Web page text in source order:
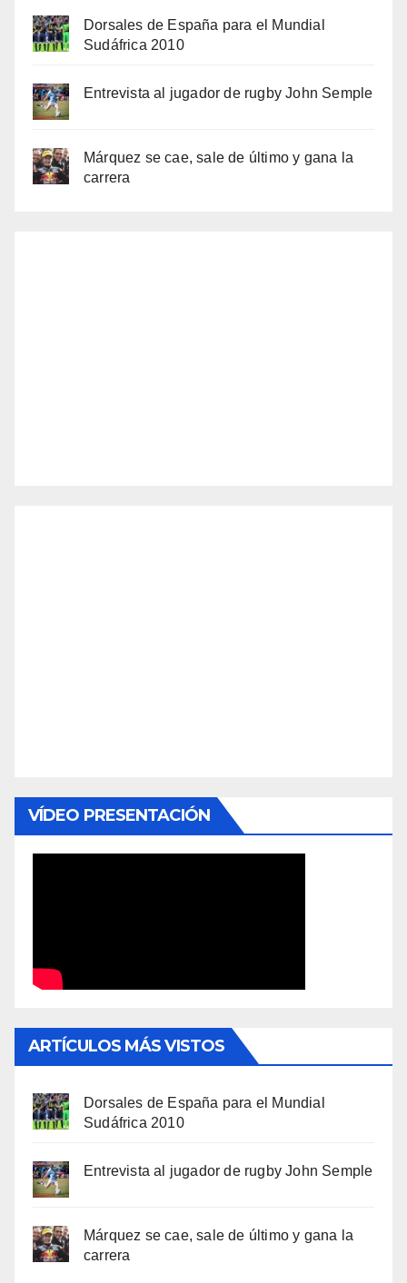
Dorsales de España para el Mundial
Sudáfrica 2010
Entrevista al jugador de rugby John Semple
Márquez se cae, sale de último y gana la
carrera
VÍDEO PRESENTACIÓN
ARTÍCULOS MÁS VISTOS
Dorsales de España para el Mundial
Sudáfrica 2010
Entrevista al jugador de rugby John Semple
Márquez se cae, sale de último y gana la
carrera